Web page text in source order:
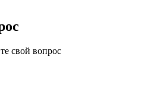
свой вопрос